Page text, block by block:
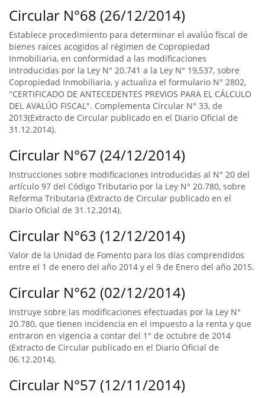
Circular N°68 (26/12/2014)
Establece procedimiento para determinar el avalúo fiscal de
bienes raíces acogidos al régimen de Copropiedad
Inmobiliaria, en conformidad a las modificaciones
introducidas por la Ley N° 20.741 a la Ley N° 19,537, sobre
Copropiedad Inmobiliaria, y actualiza el formulario N° 2802,
"CERTIFICADO DE ANTECEDENTES PREVIOS PARA EL CÁLCULO
DEL AVALÚO FISCAL". Complementa Circular N° 33, de
2013(Extracto de Circular publicado en el Diario Oficial de
31.12.2014).
Circular N°67 (24/12/2014)
Instrucciones sobre modificaciones introducidas al N° 20 del
artículo 97 del Código Tributario por la Ley N° 20.780, sobre
Reforma Tributaria (Extracto de Circular publicado en el
Diario Oficial de 31.12.2014).
Circular N°63 (12/12/2014)
Valor de la Unidad de Fomento para los días comprendidos
entre el 1 de enero del año 2014 y el 9 de Enero del año 2015.
Circular N°62 (02/12/2014)
Instruye sobre las modificaciones efectuadas por la Ley N°
20.780, que tienen incidencia en el impuesto a la renta y que
entraron en vigencia a contar del 1° de octubre de 2014
(Extracto de Circular publicado en el Diario Oficial de
06.12.2014).
Circular N°57 (12/11/2014)